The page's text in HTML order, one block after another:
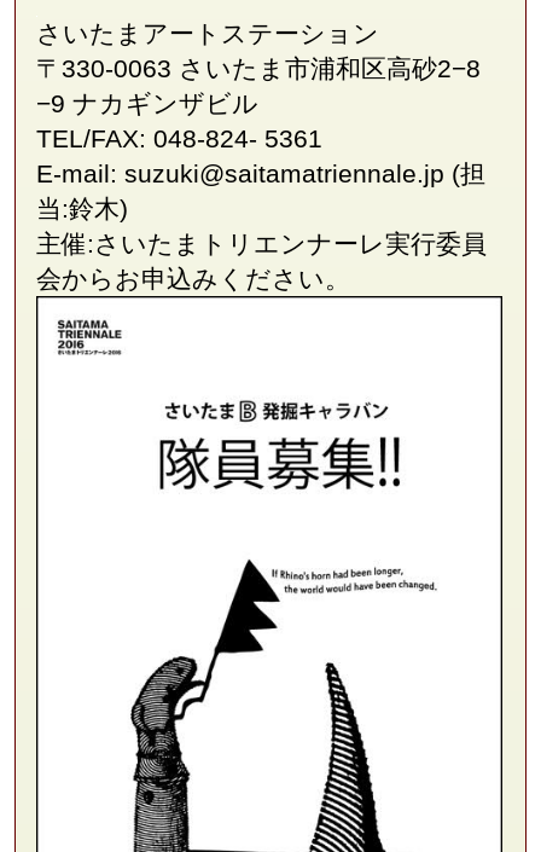
さいたまアートステーション
〒330-0063 さいたま市浦和区高砂2−8
−9 ナカギンザビル
TEL/FAX: 048-824- 5361
E-mail: suzuki@saitamatriennale.jp (担
当:鈴木)
主催:さいたまトリエンナーレ実行委員
会からお申込みください。